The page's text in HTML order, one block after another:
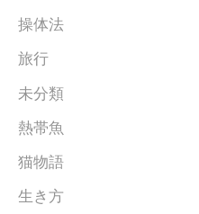
操体法
旅行
未分類
熱帯魚
猫物語
生き方